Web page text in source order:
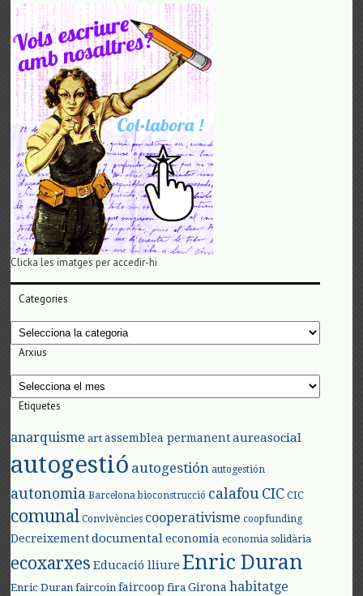
Clicka les imatges per accedir-hi
Categories
Categories
Arxius
Arxius
Etiquetes
anarquisme art assemblea permanent aureasocial
autogestió autogestión autogestión
autonomia Barcelona bioconstrucció calafouCIC CIC
comunal Convivències cooperativisme coopfunding
Decreixement documental economia economia solidària
ecoxarxes Educació lliure Enric Duran
Enric Duran faircoin faircoop fira Girona habitatge